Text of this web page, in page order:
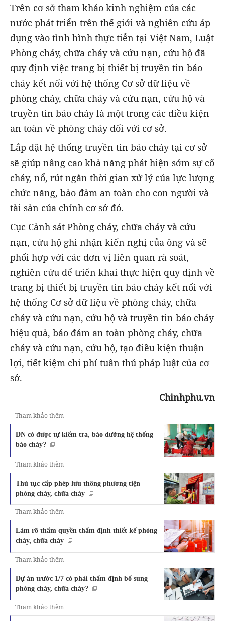
Trên cơ sở tham khảo kinh nghiệm của các
nước phát triển trên thế giới và nghiên cứu áp
dụng vào tình hình thực tiễn tại Việt Nam, Luật
Phòng cháy, chữa cháy và cứu nạn, cứu hộ đã
quy định việc trang bị thiết bị truyền tin báo
cháy kết nối với hệ thống Cơ sở dữ liệu về
phòng cháy, chữa cháy và cứu nạn, cứu hộ và
truyền tin báo cháy là một trong các điều kiện
an toàn về phòng cháy đối với cơ sở.
Lắp đặt hệ thống truyền tin báo cháy tại cơ sở
sẽ giúp nâng cao khả năng phát hiện sớm sự cố
cháy, nổ, rút ngắn thời gian xử lý của lực lượng
chức năng, bảo đảm an toàn cho con người và
tài sản của chính cơ sở đó.
Cục Cảnh sát Phòng cháy, chữa cháy và cứu
nạn, cứu hộ ghi nhận kiến nghị của ông và sẽ
phối hợp với các đơn vị liên quan rà soát,
nghiên cứu để triển khai thực hiện quy định về
trang bị thiết bị truyền tin báo cháy kết nối với
hệ thống Cơ sở dữ liệu về phòng cháy, chữa
cháy và cứu nạn, cứu hộ và truyền tin báo cháy
hiệu quả, bảo đảm an toàn phòng cháy, chữa
cháy và cứu nạn, cứu hộ, tạo điều kiện thuận
lợi, tiết kiệm chi phí tuân thủ pháp luật của cơ
sở.
Chinhphu.vn
Tham khảo thêm
DN có được tự kiểm tra, bảo dưỡng hệ thống
báo cháy?
Tham khảo thêm
Thủ tục cấp phép lưu thông phương tiện
phòng cháy, chữa cháy
Tham khảo thêm
Làm rõ thẩm quyền thẩm định thiết kế phòng
cháy, chữa cháy
Tham khảo thêm
Dự án trước 1/7 có phải thẩm định bổ sung
phòng cháy, chữa cháy?
Tham khảo thêm